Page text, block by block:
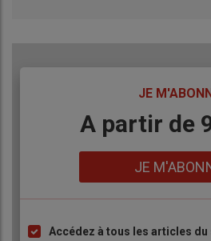
JE
BodyA partir de
JE
ListeAccédez à tous les articles du